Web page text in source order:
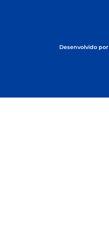
Desenvolvido por